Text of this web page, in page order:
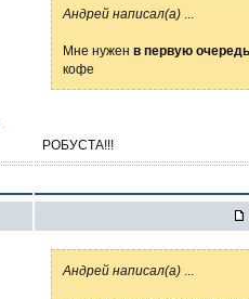
Aндрей написал(а)
Мне нужен в первую очередь
кофе
РОБУСТА!!!
Aндрей написал(а)